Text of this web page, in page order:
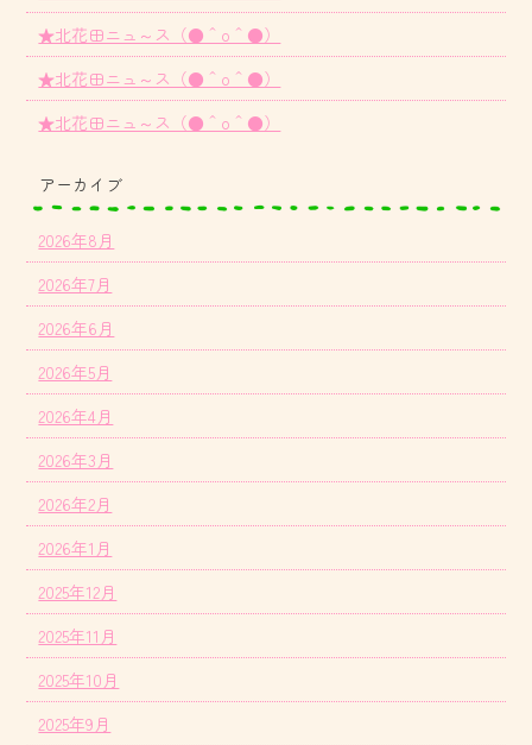
★北花田ニュ～ス（●＾o＾●）
★北花田ニュ～ス（●＾o＾●）
★北花田ニュ～ス（●＾o＾●）
アーカイブ
2026年8月
2026年7月
2026年6月
2026年5月
2026年4月
2026年3月
2026年2月
2026年1月
2025年12月
2025年11月
2025年10月
2025年9月